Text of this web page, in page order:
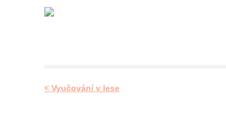
< Vyučování v lese